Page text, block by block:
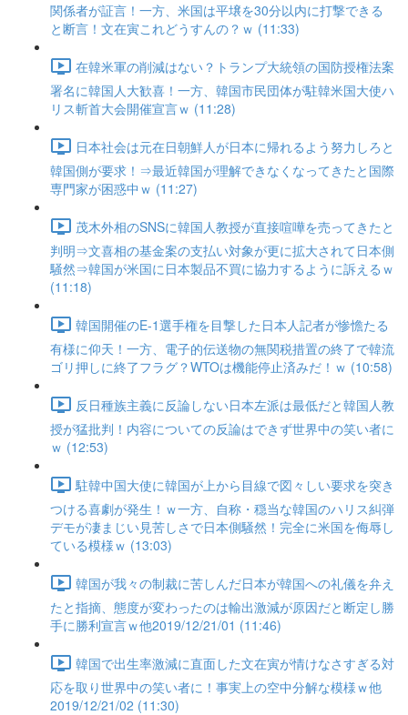
関係者が証言！一方、米国は平壌を30分以内に打撃できる
と断言！文在寅これどうすんの？ｗ (11:33)
在韓米軍の削減はない？トランプ大統領の国防授権法案
署名に韓国人大歓喜！一方、韓国市民団体が駐韓米国大使ハ
リス斬首大会開催宣言ｗ (11:28)
日本社会は元在日朝鮮人が日本に帰れるよう努力しろと
韓国側が要求！⇒最近韓国が理解できなくなってきたと国際
専門家が困惑中ｗ (11:27)
茂木外相のSNSに韓国人教授が直接喧嘩を売ってきたと
判明⇒文喜相の基金案の支払い対象が更に拡大されて日本側
騒然⇒韓国が米国に日本製品不買に協力するように訴えるｗ
(11:18)
韓国開催のE-1選手権を目撃した日本人記者が惨憺たる
有様に仰天！一方、電子的伝送物の無関税措置の終了で韓流
ゴリ押しに終了フラグ？WTOは機能停止済みだ！ｗ (10:58)
反日種族主義に反論しない日本左派は最低だと韓国人教
授が猛批判！内容についての反論はできず世界中の笑い者に
ｗ (12:53)
駐韓中国大使に韓国が上から目線で図々しい要求を突き
つける喜劇が発生！ｗ一方、自称・穏当な韓国のハリス糾弾
デモが凄まじい見苦しさで日本側騒然！完全に米国を侮辱し
ている模様ｗ (13:03)
韓国が我々の制裁に苦しんだ日本が韓国への礼儀を弁え
たと指摘、態度が変わったのは輸出激減が原因だと断定し勝
手に勝利宣言ｗ他2019/12/21/01 (11:46)
韓国で出生率激減に直面した文在寅が情けなさすぎる対
応を取り世界中の笑い者に！事実上の空中分解な模様ｗ他
2019/12/21/02 (11:30)